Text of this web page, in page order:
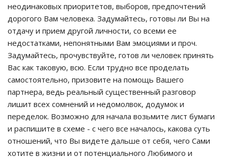
неодинаковых приоритетов, выборов, предпочтений
дорогого Вам человека. Задумайтесь, готовы ли Вы на
отдачу и прием другой личности, со всеми ее
недостатками, непонятными Вам эмоциями и проч.
Задумайтесь, прочувствуйте, готов ли человек принять
Вас как таковую, всю. Если трудно все проделать
самостоятельно, призовите на помощь Вашего
партнера, ведь реальный существенный разговор
лишит всех сомнений и недомолвок, додумок и
переделок. Возможно для начала возьмите лист бумаги
и распишите в схеме - с чего все началось, какова суть
отношений, что Вы видете дальше от себя, чего Сами
хотите в жизни и от потенциального Любимого и